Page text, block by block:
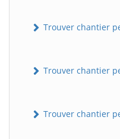
Trouver chantier
Trouver chantier
Trouver chantier